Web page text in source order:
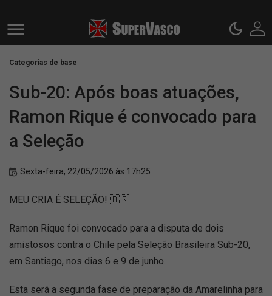
Categorias de base
Sub-20: Após boas atuações,
Ramon Rique é convocado para
a Seleção
Sexta-feira, 22/05/2026 às 17h25
MEU CRIA É SELEÇÃO! 🇧🇷
Ramon Rique foi convocado para a disputa de dois
amistosos contra o Chile pela Seleção Brasileira Sub-20,
em Santiago, nos dias 6 e 9 de junho.
Esta será a segunda fase de preparação da Amarelinha para